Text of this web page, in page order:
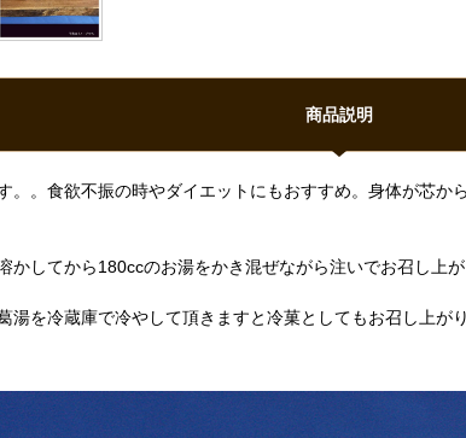
商品説明
。。食欲不振の時やダイエットにもおすすめ。身体が芯
してから180ccのお湯をかき混ぜながら注いでお召し上
を冷蔵庫で冷やして頂きますと冷菓としてもお召し上が